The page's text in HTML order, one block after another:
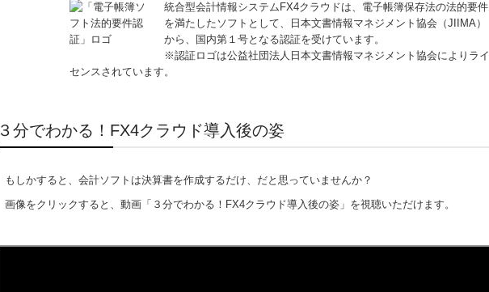
統合型会計情報システムFX4クラウドは、電子帳簿保存法の法的要件
を満たしたソフトとして、日本文書情報マネジメント協会（JIIMA）
から、国内第１号となる認証を受けています。
※認証ロゴは公益社団法人日本文書情報マネジメント協会によりライ
センスされています。
３分でわかる！FX4クラウド導入後の姿
もしかすると、会計ソフトは決算書を作成するだけ、だと思っていませんか？
画像をクリックすると、動画「３分でわかる！FX4クラウド導入後の姿」を視聴いただけます。